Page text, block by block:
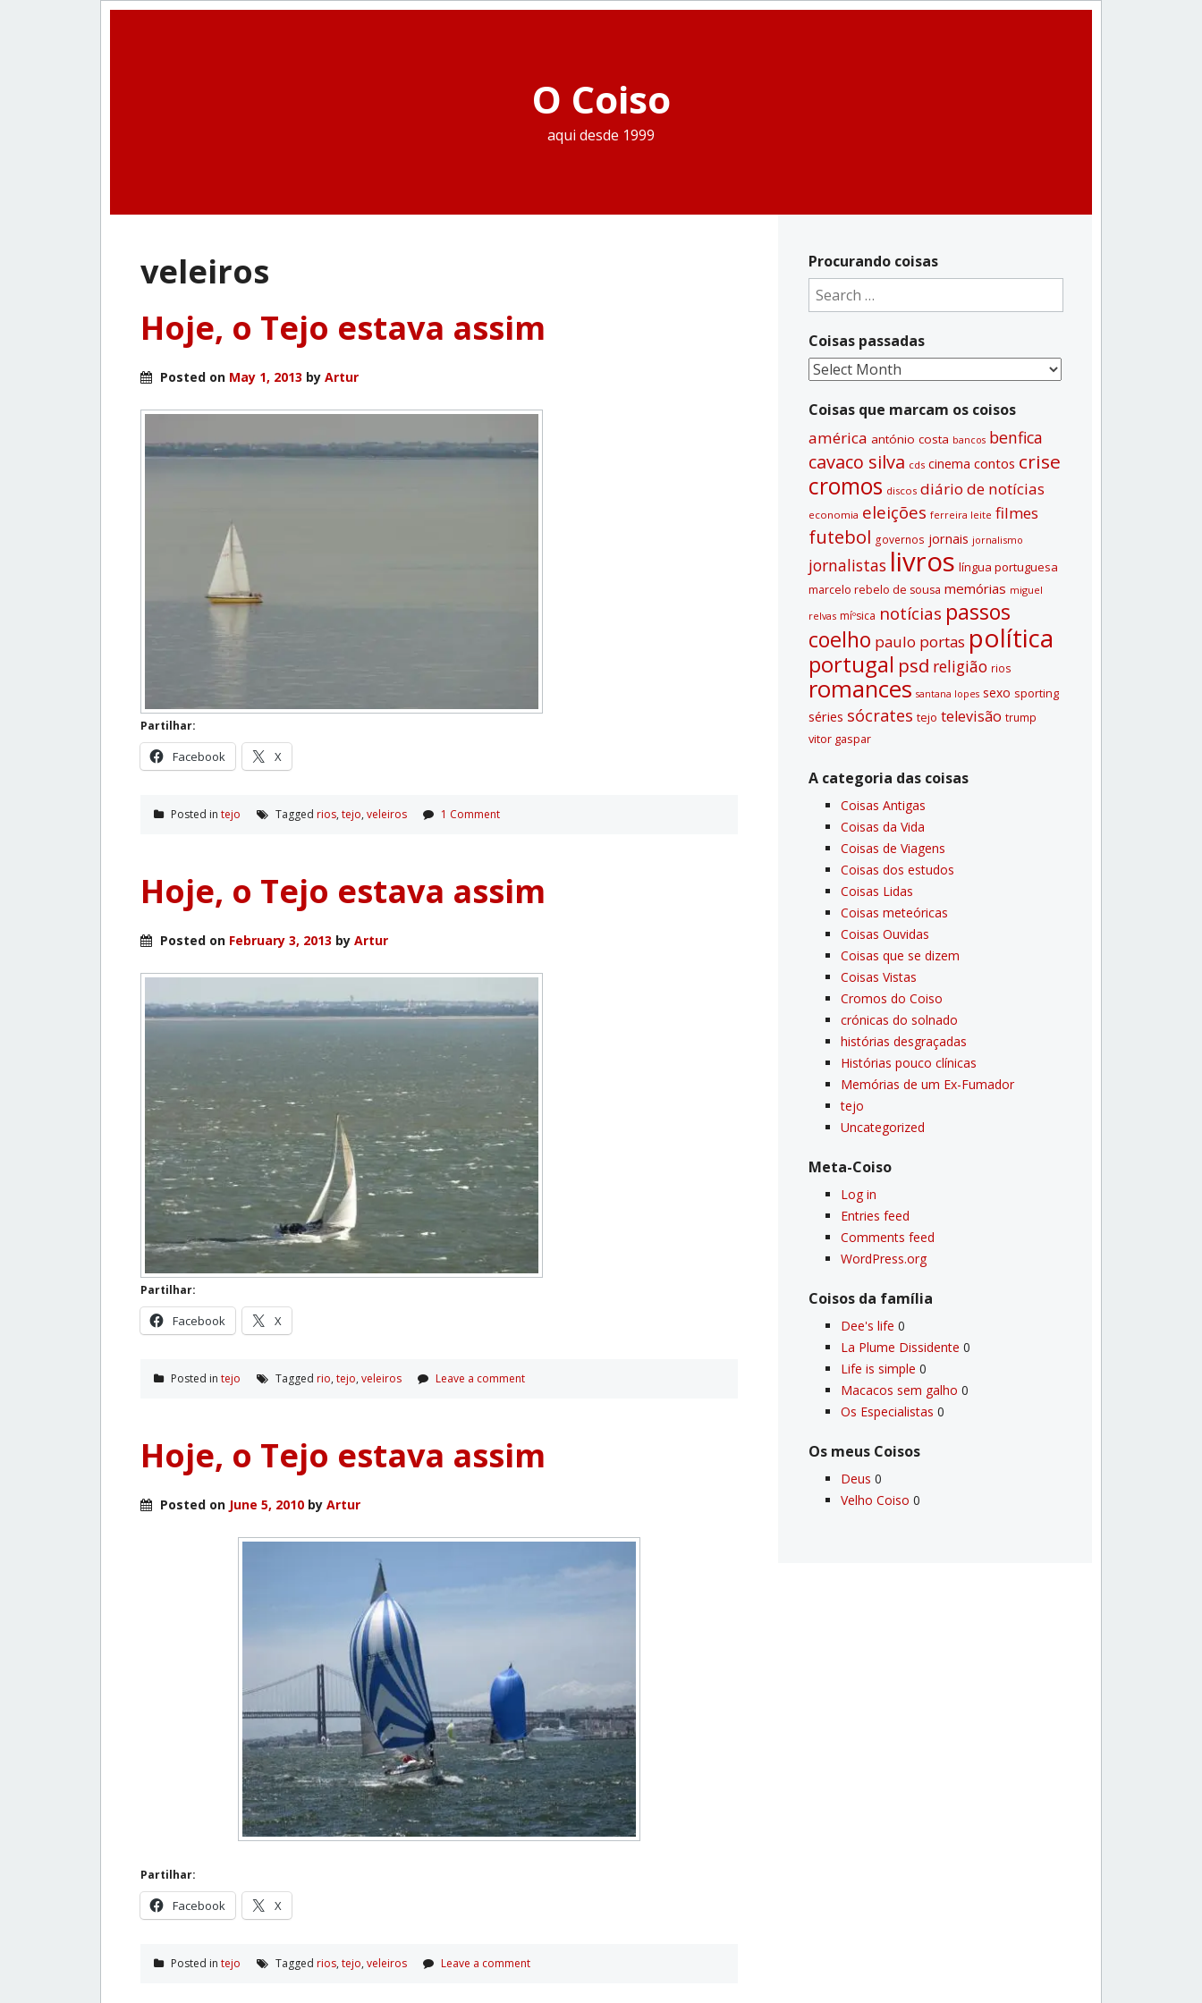
O Coiso
aqui desde 1999
veleiros
Hoje, o Tejo estava assim
Posted on May 1, 2013 by Artur
Partilhar:
Facebook X
Posted in tejo Tagged rios, tejo, veleiros 1 Comment
Hoje, o Tejo estava assim
Posted on February 3, 2013 by Artur
Partilhar:
Facebook X
Posted in tejo Tagged rio, tejo, veleiros Leave a comment
Hoje, o Tejo estava assim
Posted on June 5, 2010 by Artur
Partilhar:
Facebook X
Posted in tejo Tagged rios, tejo, veleiros Leave a comment
Procurando coisas
Search
for:
Coisas passadas
Coisas
Coisas que marcam os coisos
américa antónio costa bancos benfica
cavaco silva cds cinema contos crise
cromos discos diário de notí­cias
economia eleições ferreira leite filmes
futebol governos jornais jornalismo
jornalistas livros lí­ngua portuguesa
marcelo rebelo de sousa memórias miguel
relvas míºsica notí­cias passos
coelho paulo portas polí­tica
portugal psd religião rios
romances santana lopes sexo sporting
séries sócrates tejo televisão trump
vitor gaspar
A categoria das coisas
Coisas Antigas
Coisas da Vida
Coisas de Viagens
Coisas dos estudos
Coisas Lidas
Coisas meteóricas
Coisas Ouvidas
Coisas que se dizem
Coisas Vistas
Cromos do Coiso
crónicas do solnado
histórias desgraçadas
Histórias pouco clí­nicas
Memórias de um Ex-Fumador
tejo
Uncategorized
Meta-Coiso
Log in
Entries feed
Comments feed
WordPress.org
Coisos da famí­lia
Dee's life 0
La Plume Dissidente 0
Life is simple 0
Macacos sem galho 0
Os Especialistas 0
Os meus Coisos
Deus 0
Velho Coiso 0